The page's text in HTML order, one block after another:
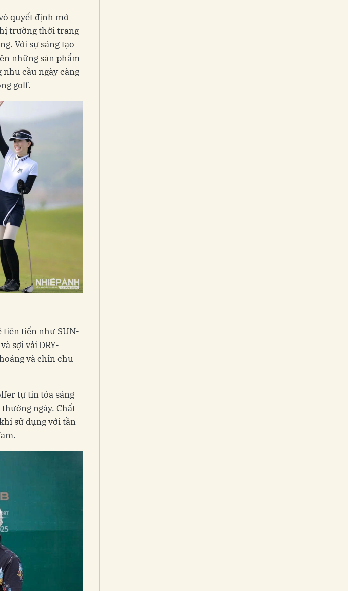
quyết định mở
trường thời trang
Với sự sáng tạo
những sản phẩm
cầu ngày càng
golf.
tiên tiến như SUN-
sợi vải DRY-
và chỉn chu
tự tin tỏa sáng
ngày. Chất
sử dụng với tần